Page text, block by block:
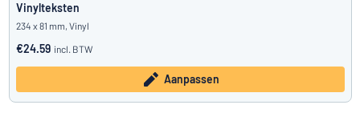
Vinylteksten
234 x 81 mm, Vinyl
€24.59 incl. BTW
Aanpassen